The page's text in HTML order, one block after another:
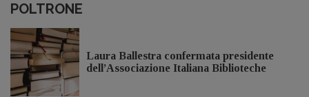
POLTRONE
Laura Ballestra confermata presidente
dell’Associazione Italiana Biblioteche